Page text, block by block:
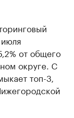
от общего
округе. С
топ-3,